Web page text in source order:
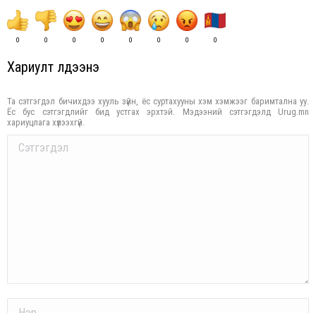
0 0 0 0 0 0 0 0
Хариулт үлдээнэ үү
Та сэтгэгдэл бичихдээ хууль зүйн, ёс суртахууны хэм хэмжээг баримтална уу.
Ёс бус сэтгэгдлийг бид устгах эрхтэй. Мэдээний сэтгэгдэлд Urug.mn
хариуцлага хүлээхгүй.
Comment